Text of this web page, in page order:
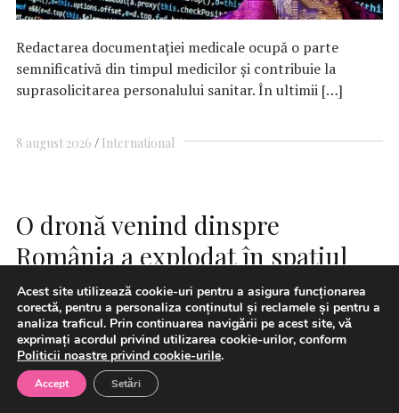
Redactarea documentației medicale ocupă o parte
semnificativă din timpul medicilor și contribuie la
suprasolicitarea personalului sanitar. În ultimii […]
8 august 2026 International
O dronă venind dinspre
România a explodat în spaţiul
aerian al Bulgariei
Acest site utilizează cookie-uri pentru a asigura funcționarea
corectă, pentru a personaliza conținutul și reclamele și pentru a
analiza traficul. Prin continuarea navigării pe acest site, vă
exprimați acordul privind utilizarea cookie-urilor, conform
Politicii noastre privind cookie-urile.
Accept Setări